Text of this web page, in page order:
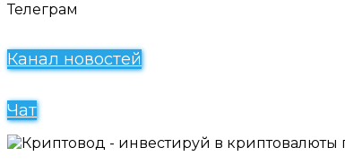
Телеграм
Канал новостей
Чат